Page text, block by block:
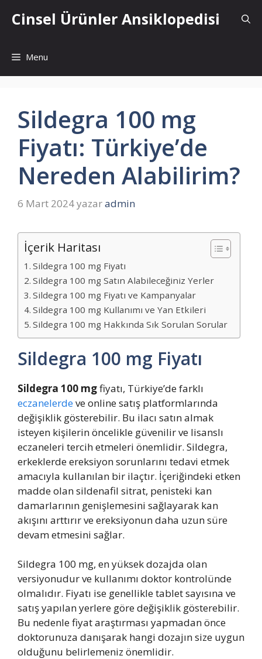
atlaCinsel Ürünler Ansiklopedisi
Menu
Sildegra 100 mg
Fiyatı: Türkiye’de
Nereden Alabilirim?
6 Mart 2024yazaradmin
İçerik Haritası
Sildegra 100 mg Fiyatı
Sildegra 100 mg Satın Alabileceğiniz Yerler
Sildegra 100 mg Fiyatı ve Kampanyalar
Sildegra 100 mg Kullanımı ve Yan Etkileri
Sildegra 100 mg Hakkında Sık Sorulan Sorular
Sildegra 100 mg Fiyatı
Sildegra 100 mgfiyatı, Türkiye’de farklı
eczanelerdeve online satış platformlarında
değişiklik gösterebilir. Bu ilacı satın almak
isteyen kişilerin öncelikle güvenilir ve lisanslı
eczaneleri tercih etmeleri önemlidir. Sildegra,
erkeklerde ereksiyon sorunlarını tedavi etmek
amacıyla kullanılan bir ilaçtır. İçeriğindeki etken
madde olan sildenafil sitrat, penisteki kan
damarlarının genişlemesini sağlayarak kan
akışını arttırır ve ereksiyonun daha uzun süre
devam etmesini sağlar.
Sildegra 100 mg, en yüksek dozajda olan
versiyonudur ve kullanımı doktor kontrolünde
olmalıdır. Fiyatı ise genellikle tablet sayısına ve
satış yapılan yerlere göre değişiklik gösterebilir.
Bu nedenle fiyat araştırması yapmadan önce
doktorunuza danışarak hangi dozajın size uygun
olduğunu belirlemeniz önemlidir.